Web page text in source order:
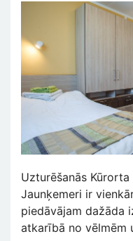
Uzturēšanās
Jaunķemeri ir
piedāvājam dažāda
atkarībā no vēlmēm